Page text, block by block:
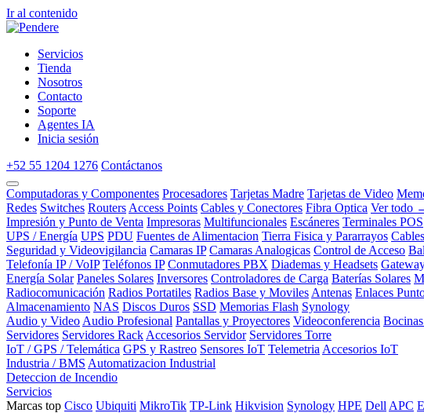
Ir al contenido
Servicios
Tienda
Nosotros
Contacto
Soporte
Agentes IA
Inicia sesión
+52 55 1204 1276 Contáctanos
Computadoras y Componentes Procesadores Tarjetas Madre Tarjetas de Video
Redes Switches Routers Access Points Cables y Conectores Fibra Optica Ver todo
Impresión y Punto de Venta Impresoras Multifuncionales Escáneres Terminales POS
UPS / Energía UPS PDU Fuentes de Alimentacion Tierra Fisica y Pararrayos
Seguridad y Videovigilancia Camaras IP Camaras Analogicas Control de Acceso
Telefonía IP / VoIP Teléfonos IP Conmutadores PBX Diademas y Headsets
Energía Solar Paneles Solares Inversores Controladores de Carga Baterías Solares
Radiocomunicación Radios Portatiles Radios Base y Moviles Antenas Enlaces
Almacenamiento NAS Discos Duros SSD Memorias Flash Synology
Audio y Video Audio Profesional Pantallas y Proyectores Videoconferencia
Servidores Servidores Rack Accesorios Servidor Servidores Torre
IoT / GPS / Telemática GPS y Rastreo Sensores IoT Telemetria Accesorios IoT
Industria / BMS Automatizacion Industrial
Deteccion de Incendio
Servicios
Marcas top Cisco Ubiquiti MikroTik TP-Link Hikvision Synology HPE Dell APC